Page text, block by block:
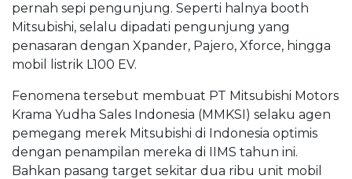
pernah sepi pengunjung. Seperti halnya booth
Mitsubishi, selalu dipadati pengunjung yang
penasaran dengan Xpander, Pajero, Xforce, hingga
mobil listrik L100 EV.
Fenomena tersebut membuat PT Mitsubishi Motors
Krama Yudha Sales Indonesia (MMKSI) selaku agen
pemegang merek Mitsubishi di Indonesia optimis
dengan penampilan mereka di IIMS tahun ini.
Bahkan pasang target sekitar dua ribu unit mobil